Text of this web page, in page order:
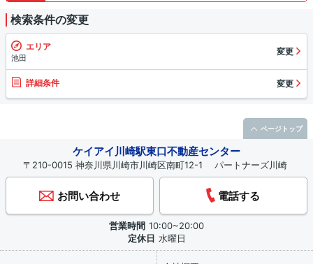
検索条件の変更
エリア
池田
変更
詳細条件 変更
ケイアイ川崎駅東口不動産センター
〒210-0015 神奈川県川崎市川崎区南町12-1 パートナーズ川崎
お問い合わせ 電話する
営業時間 10:00~20:00
定休日 水曜日
ページトップ